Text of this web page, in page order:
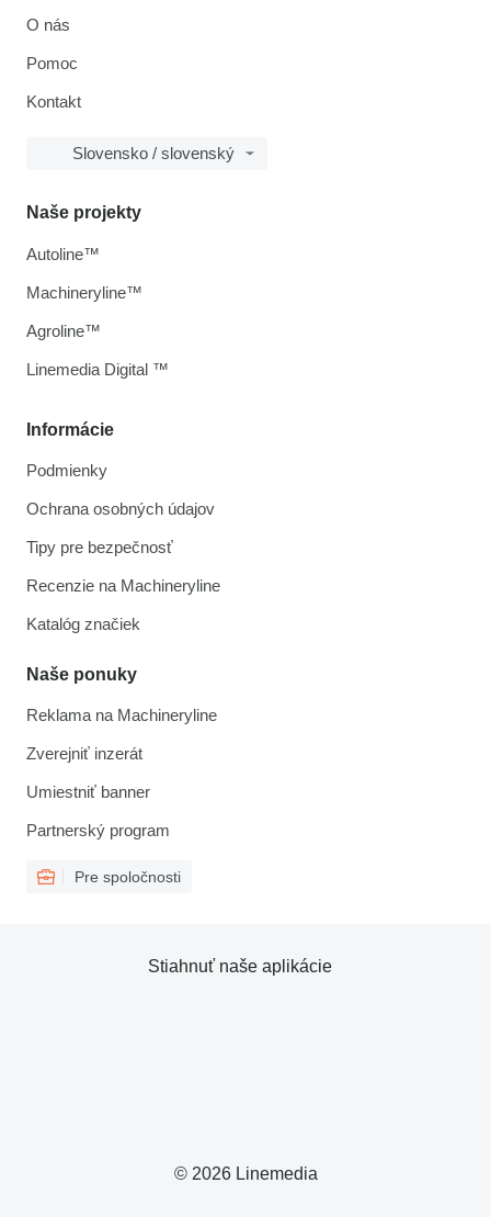
O nás
Pomoc
Kontakt
Slovensko / slovenský
Informácie
Podmienky
Ochrana osobných údajov
Tipy pre bezpečnosť
Recenzie na Machineryline
Katalóg značiek
Naše ponuky
Reklama na Machineryline
Zverejniť inzerát
Umiestniť banner
Partnerský program
Pre spoločnosti
Naše projekty
Autoline™
Machineryline™
Agroline™
Linemedia Digital ™
© 2026 Linemedia
Stiahnuť naše aplikácie